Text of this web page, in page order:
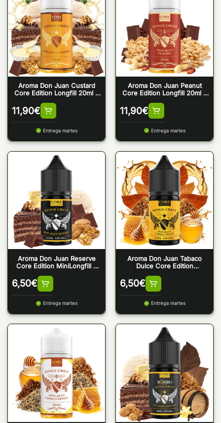
Aroma Don Juan Custard
Core Edition Longfill 20ml –
11,90€
Entrega martes
Aroma Don Juan Peanut
Core Edition Longfill 20ml –
11,90€
Entrega martes
Aroma Don Juan Reserve
Core Edition MiniLongfill –
6,50€
Entrega martes
Aroma Don Juan Tabaco
Dulce Core Edition
6,50€
Entrega martes